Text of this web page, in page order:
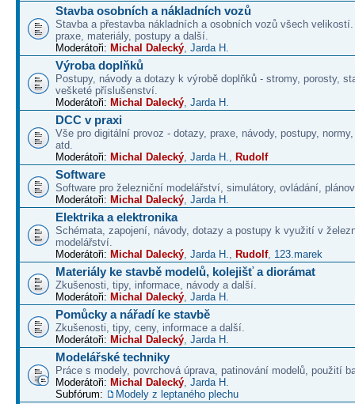
Stavba osobních a nákladních vozů
Stavba a přestavba nákladních a osobních vozů všech velikostí.
praxe, materiály, postupy a další.
Moderátoři: Michal Dalecký, Jarda H.
Výroba doplňků
Postupy, návody a dotazy k výrobě doplňků - stromy, porosty,
vešketé příslušenství.
Moderátoři: Michal Dalecký, Jarda H.
DCC v praxi
Vše pro digitální provoz - dotazy, praxe, návody, postupy,
atd.
Moderátoři: Michal Dalecký, Jarda H., Rudolf
Software
Software pro železniční modelářství, simulátory, ovládání,
Moderátoři: Michal Dalecký, Jarda H.
Elektrika a elektronika
Schémata, zapojení, návody, dotazy a postupy k využití v
modelářství.
Moderátoři: Michal Dalecký, Jarda H., Rudolf, 123.marek
Materiály ke stavbě modelů, kolejišť a diorámat
Zkušenosti, tipy, informace, návody a další.
Moderátoři: Michal Dalecký, Jarda H.
Pomůcky a nářadí ke stavbě
Zkušenosti, tipy, ceny, informace a další.
Moderátoři: Michal Dalecký, Jarda H.
Modelářské techniky
Práce s modely, povrchová úprava, patinování modelů, použití
Moderátoři: Michal Dalecký, Jarda H.
Subfórum:
Modely z leptaného plechu